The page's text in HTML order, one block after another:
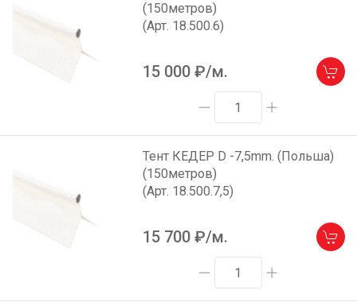
(150метров)
(Арт. 18.500.6)
15 000 ₽/м.
Тент КЕДЕР D -7,5mm. (Польша)
(150метров)
(Арт. 18.500.7,5)
15 700 ₽/м.